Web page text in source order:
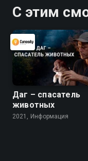
С этим
Даг – спасатель
животных
2021, Информация